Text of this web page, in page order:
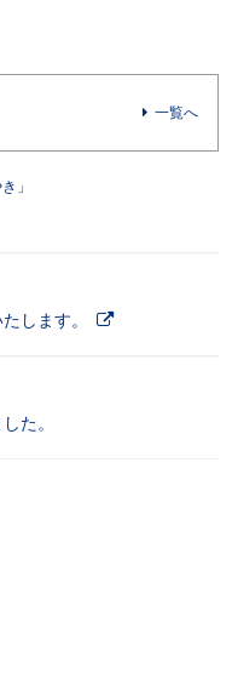
一覧へ
」
します。
た。